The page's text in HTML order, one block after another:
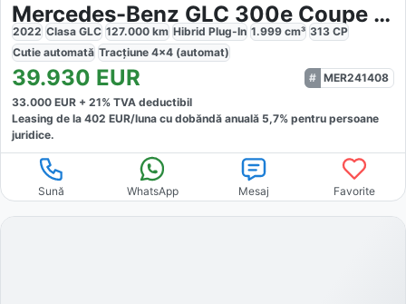
Mercedes-Benz GLC 300e Coupe 4Matic PHEV
2022 Clasa GLC 127.000 km Hibrid Plug-In 1.999 cm³ 313 CP
Cutie automată Tracțiune 4x4 (automat)
39.930 EUR
MER241408
33.000 EUR + 21% TVA deductibil
Leasing de la 402 EUR/luna cu dobăndă anuală 5,7% pentru persoane
juridice.
Sună WhatsApp Mesaj Favorite